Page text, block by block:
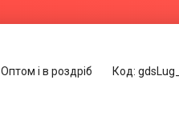
Оптом і в роздріб Код: